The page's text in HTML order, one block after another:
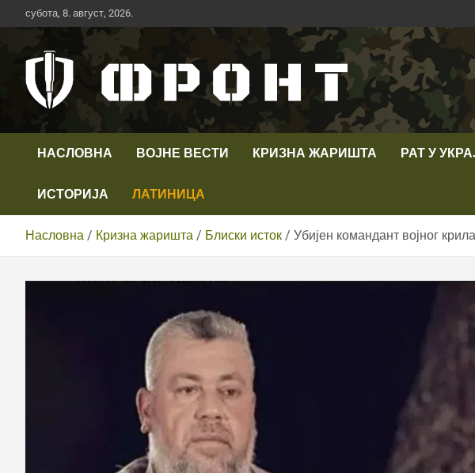
Скип
то
субота, 8. август, 2026.
Телевизија ФРОНТ
НАСЛОВНА ВОЈНЕ ВЕСТИ КРИЗНА ЖАРИШТА РАТ У
ИСТОРИЈА ЛАТИНИЦА
Насловна Кризна жаришта Блиски исток Убијен командант војног